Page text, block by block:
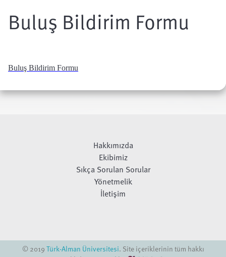
Buluş Bildirim Formu
Buluş Bildirim Formu
Hakkımızda
Ekibimiz
Sıkça Sorulan Sorular
Yönetmelik
İletişim
© 2019Türk-Alman Üniversitesi. Site içeriklerinin tüm hakkı